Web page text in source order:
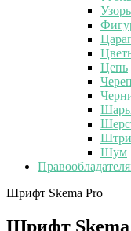
Цепь
Череп
Шум
Шрифт Skema Pro
Шрифт